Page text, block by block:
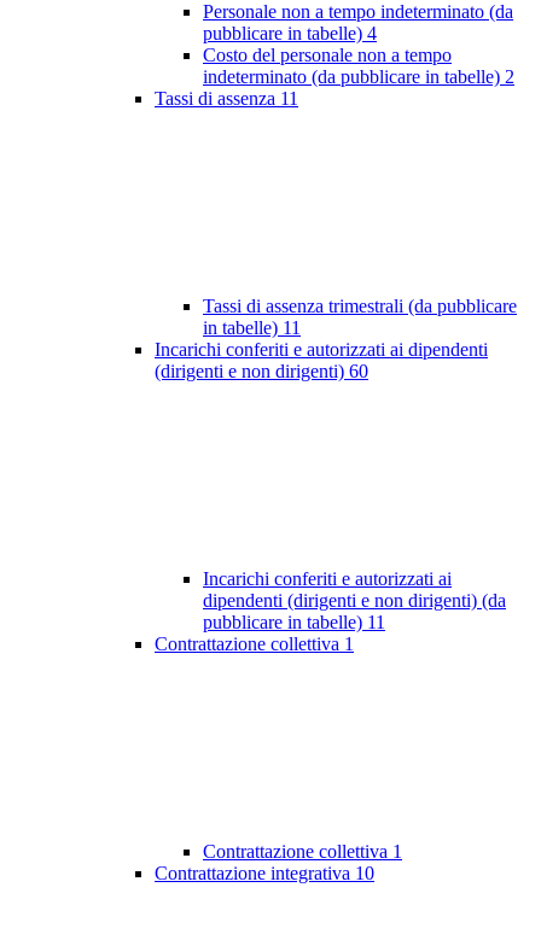
Personale non a tempo indeterminato (da
pubblicare in tabelle) 4
Costo del personale non a tempo
indeterminato (da pubblicare in tabelle) 2
Tassi di assenza 11
Tassi di assenza trimestrali (da pubblicare
in tabelle) 11
Incarichi conferiti e autorizzati ai dipendenti
(dirigenti e non dirigenti) 60
Incarichi conferiti e autorizzati ai
dipendenti (dirigenti e non dirigenti) (da
pubblicare in tabelle) 11
Contrattazione collettiva 1
Contrattazione collettiva 1
Contrattazione integrativa 10